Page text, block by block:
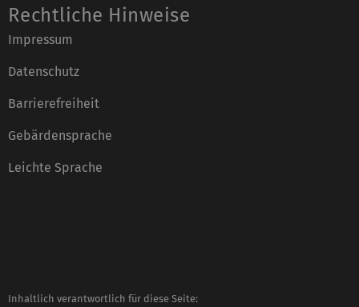
Rechtliche Hinweise
Impressum
Datenschutz
Barrierefreiheit
Gebärdensprache
Leichte Sprache
Inhaltlich verantwortlich für diese Seite: